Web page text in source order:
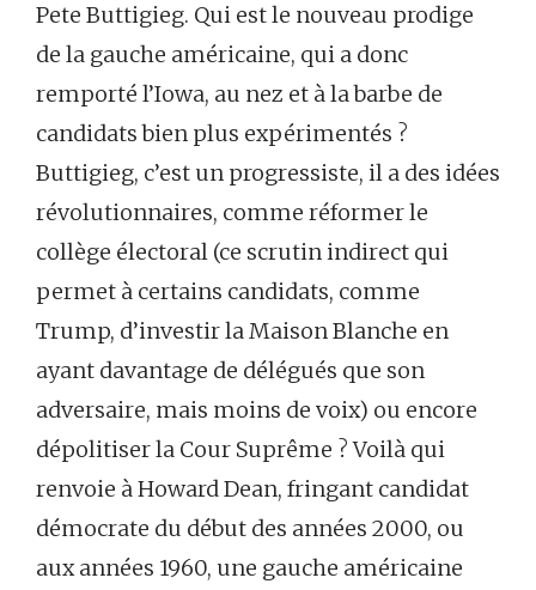
Pete Buttigieg. Qui est le nouveau prodige
de la gauche américaine, qui a donc
remporté l’Iowa, au nez et à la barbe de
candidats bien plus expérimentés ?
Buttigieg, c’est un progressiste, il a des idées
révolutionnaires, comme réformer le
collège électoral (ce scrutin indirect qui
permet à certains candidats, comme
Trump, d’investir la Maison Blanche en
ayant davantage de délégués que son
adversaire, mais moins de voix) ou encore
dépolitiser la Cour Suprême ? Voilà qui
renvoie à Howard Dean, fringant candidat
démocrate du début des années 2000, ou
aux années 1960, une gauche américaine